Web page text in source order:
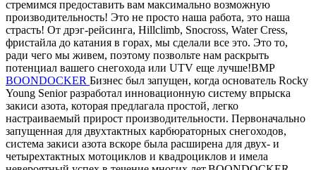
стремимся предоставить вам максимально возможную
производительность! Это не просто наша работа, это наша
страсть! От дрэг-рейсинга, Hillclimb, Snocross, Water Cress,
фристайла до катания в горах, мы сделали все это. Это то,
ради чего мы живем, поэтому позвольте нам раскрыть
потенциал вашего снегохода или UTV еще лучше!BMP
BOONDOCKER Бизнес был запущен, когда основатель Rocky
Young Senior разработал инновационную систему впрыска
закиси азота, которая предлагала простой, легко
настраиваемый прирост производительности. Первоначально
запущенная для двухтактных карбюраторных снегоходов,
система закиси азота вскоре была расширена для двух- и
четырехтактных мотоциклов и квадроциклов и имела